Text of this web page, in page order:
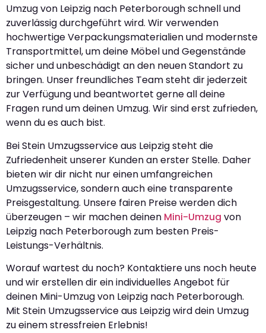
Umzug von Leipzig nach Peterborough schnell und
zuverlässig durchgeführt wird. Wir verwenden
hochwertige Verpackungsmaterialien und modernste
Transportmittel, um deine Möbel und Gegenstände
sicher und unbeschädigt an den neuen Standort zu
bringen. Unser freundliches Team steht dir jederzeit
zur Verfügung und beantwortet gerne all deine
Fragen rund um deinen Umzug. Wir sind erst zufrieden,
wenn du es auch bist.
Bei Stein Umzugsservice aus Leipzig steht die
Zufriedenheit unserer Kunden an erster Stelle. Daher
bieten wir dir nicht nur einen umfangreichen
Umzugsservice, sondern auch eine transparente
Preisgestaltung. Unsere fairen Preise werden dich
überzeugen – wir machen deinen Mini-Umzug von
Leipzig nach Peterborough zum besten Preis-
Leistungs-Verhältnis.
Worauf wartest du noch? Kontaktiere uns noch heute
und wir erstellen dir ein individuelles Angebot für
deinen Mini-Umzug von Leipzig nach Peterborough.
Mit Stein Umzugsservice aus Leipzig wird dein Umzug
zu einem stressfreien Erlebnis!